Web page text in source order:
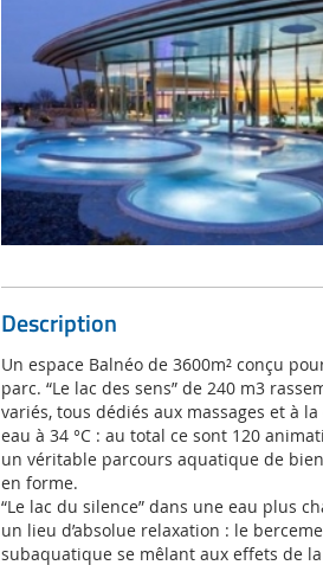
Description
Un espace Balnéo de 3600m² conçu
parc. “Le lac des sens” de 240 m3
variés, tous dédiés aux massages et à
eau à 34 °C : au total ce sont 120
un véritable parcours aquatique de
en forme.
“Le lac du silence” dans une eau plus
un lieu d’absolue relaxation : le
subaquatique se mêlant aux effets de